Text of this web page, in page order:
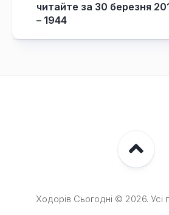
читайте за 30 березня
– 1944
Ходорів Сьогодні © 2026. Усі